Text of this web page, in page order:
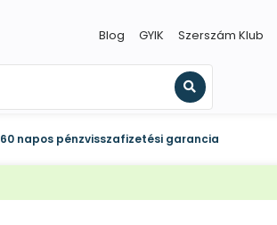
Blog GYIK Szerszám Klub
Keresés
60 napos pénzvisszafizetési garancia